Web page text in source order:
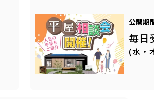
公開期
毎日
(水・